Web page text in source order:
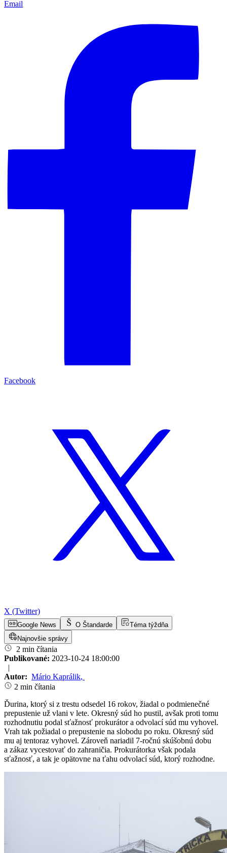
Email
Facebook
X (Twitter)
Google News O Štandarde
Téma týždňa
Najnovšie správy
2 min čítania
Publikované: 2023-10-24 18:00:00
|
Autor: Mário Kaprálik,
2 min čítania
Ďurina, ktorý si z trestu odsedel 16 rokov, žiadal o podmienečné
prepustenie už vlani v lete. Okresný súd ho pustil, avšak proti tomu
rozhodnutiu podal sťažnosť prokurátor a odvolací súd mu vyhovel.
Vrah tak požiadal o prepustenie na slobodu po roku. Okresný súd
mu aj tentoraz vyhovel. Zároveň nariadil 7-ročnú skúšobnú dobu
a zákaz vycestovať do zahraničia. Prokurátorka však podala
sťažnosť, a tak je opätovne na ťahu odvolací súd, ktorý rozhodne.